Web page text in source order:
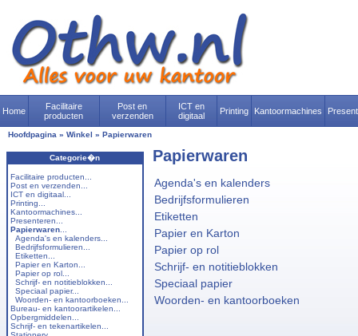
Home
Facilitaire
producten
Post en
verzenden
ICT en
digitaal
Printing Kantoormachines
Hoofdpagina » Winkel » Papierwaren
Categorie�n
Facilitaire producten...
Post en verzenden...
ICT en digitaal...
Printing...
Kantoormachines...
Presenteren...
Papierwaren
Agenda's en kalenders...
Bedrijfsformulieren...
Etiketten...
Papier en Karton...
Papier op rol...
Schrijf- en notitieblokken...
Speciaal papier...
Woorden- en kantoorboeken...
Bureau- en kantoorartikelen...
Opbergmiddelen...
Schrijf- en tekenartikelen...
Papierwaren
Agenda's en kalenders
Bedrijfsformulieren
Etiketten
Papier en Karton
Papier op rol
Schrijf- en notitieblokken
Speciaal papier
Woorden- en kantoorboeken